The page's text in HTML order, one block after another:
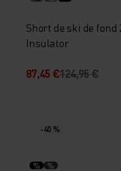
Short de ski de fond
Insulator
87,45 €124,95 €
-40 %
% %